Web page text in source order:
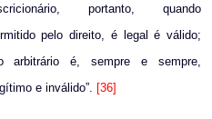
portanto, quando
pelo direito, é legal é válido;
arbitrário é, sempre e sempre,
e inválido”. [36]